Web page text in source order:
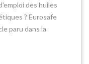
des huiles
? Eurosafe
paru dans la